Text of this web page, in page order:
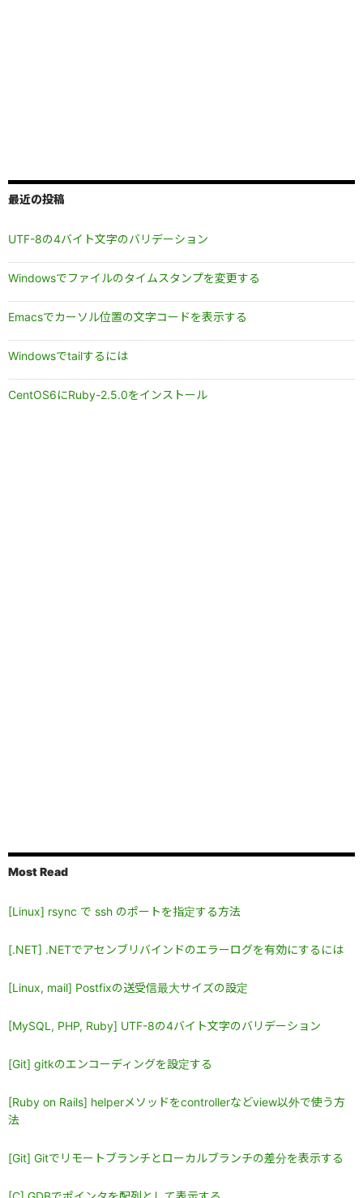
最近の投稿
UTF-8の4バイト文字のバリデーション
Windowsでファイルのタイムスタンプを変更する
Emacsでカーソル位置の文字コードを表示する
Windowsでtailするには
CentOS6にRuby-2.5.0をインストール
Most Read
[Linux] rsync で ssh のポートを指定する方法
[.NET] .NETでアセンブリバインドのエラーログを有効にするには
[Linux, mail] Postfixの送受信最大サイズの設定
[MySQL, PHP, Ruby] UTF-8の4バイト文字のバリデーション
[Git] gitkのエンコーディングを設定する
[Ruby on Rails] helperメソッドをcontrollerなどview以外で使う方
法
[Git] Gitでリモートブランチとローカルブランチの差分を表示する